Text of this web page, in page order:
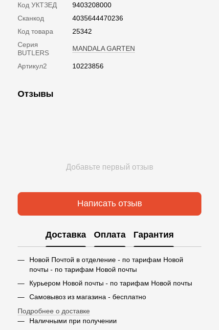
Код УКТЗЕД
9403208000
Сканкод
4035644470236
Код товара
25342
Серия
BUTLERS
MANDALA GARTEN
Артикул2 10223856
Отзывы
Добавьте первый отзыв
Написать отзыв
Доставка Оплата Гарантия
Новой Почтой в отделение - по тарифам Новой
почты - по тарифам Новой почты
Курьером Новой почты - по тарифам Новой почты
Самовывоз из магазина - бесплатно
Подробнее о доставке
Наличными при получении